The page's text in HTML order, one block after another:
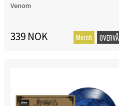
Venom
339 NOK Merch